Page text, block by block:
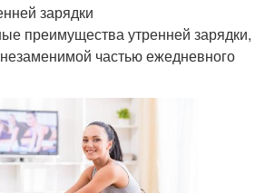
зарядки
преимущества утренней зарядки,
частью ежедневного